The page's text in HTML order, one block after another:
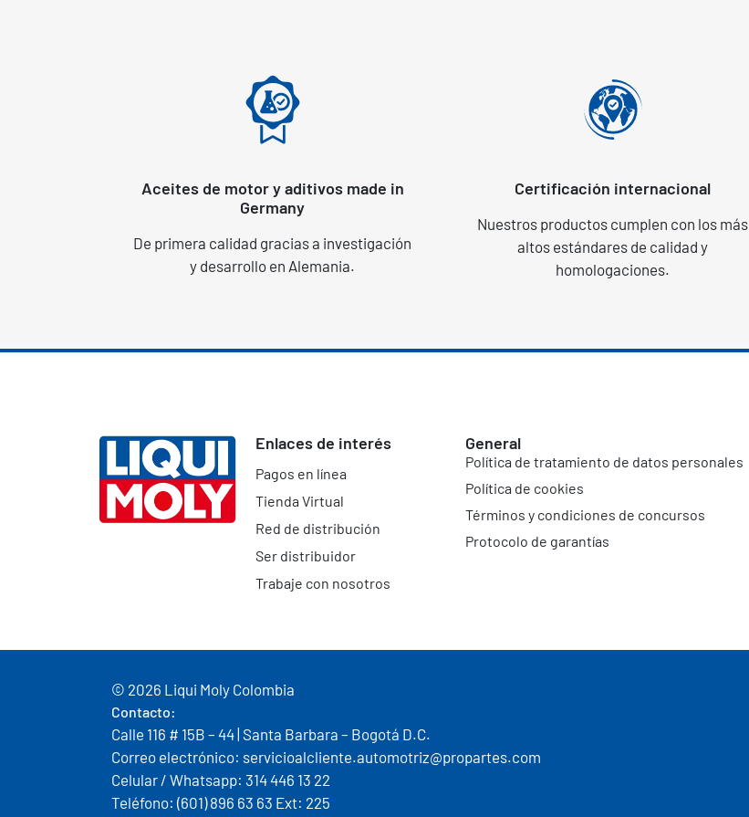
Aceites de motor y aditivos made in
Germany
De primera calidad gracias a investigación
y desarrollo en Alemania.
Certificación internacional
Nuestros productos cumplen con los más
altos estándares de calidad y
homologaciones.
Enlaces de interés
Pagos en línea
Tienda Virtual
Red de distribución
Ser distribuidor
Trabaje con nosotros
General
Política de tratamiento de datos personales
Política de cookies
Términos y condiciones de concursos
Protocolo de garantías
© 2026 Liqui Moly Colombia
Contacto:
Calle 116 # 15B – 44 | Santa Barbara – Bogotá D.C.
Correo electrónico: servicioalcliente.automotriz@propartes.com
Celular / Whatsapp: 314 446 13 22
Teléfono: (601) 896 63 63 Ext: 225